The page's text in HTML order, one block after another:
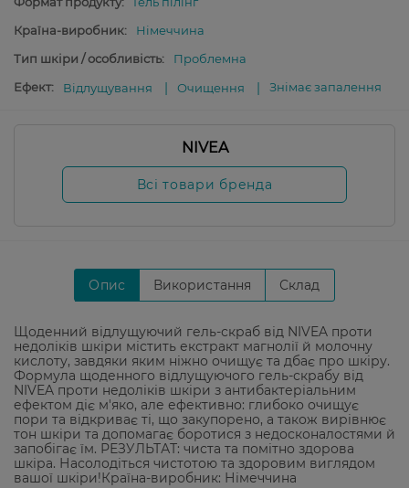
Країна-виробник:
Німеччина
Тип шкіри / особливість:
Проблемна
Ефект:
Відлущування Очищення Знімає запалення
NIVEA
Всі товари бренда
Опис Використання Склад
Щоденний відлущуючий гель-скраб від NIVEA проти
недоліків шкіри містить екстракт магнолії й молочну
кислоту, завдяки яким ніжно очищує та дбає про шкіру.
Формула щоденного відлущуючого гель-скрабу від
NIVEA проти недоліків шкіри з антибактеріальним
ефектом діє м'яко, але ефективно: глибоко очищує
пори та відкриває ті, що закупорено, а також вирівнює
тон шкіри та допомагає боротися з недосконалостями й
запобігає їм. РЕЗУЛЬТАТ: чиста та помітно здорова
шкіра. Насолодіться чистотою та здоровим виглядом
вашої шкіри!Країна-виробник: Німеччина